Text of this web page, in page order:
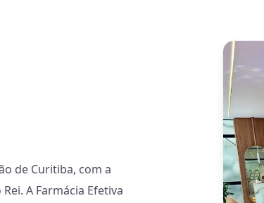
de Curitiba, com a
A Farmácia Efetiva